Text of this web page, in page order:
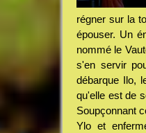
régner sur la
épouser. Un
nommé le
s'en servir
débarque Ilo,
qu'elle est de
Soupçonnant
Ylo et